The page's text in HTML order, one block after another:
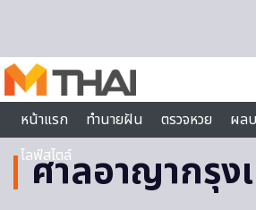
หน้าแรก
ทำนายฝัน ตรวจหวย ผล
ไลฟ์สไตล์
ศาลอาญากรุง